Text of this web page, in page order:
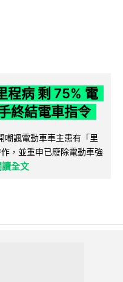
程病 剩 75% 電
終結電車指令
嘲諷電動車車主患有「里
，並重申已廢除電動車強
讀全文